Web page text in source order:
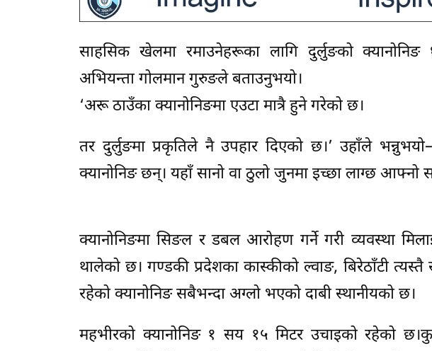
साहसिक खेलमा रमाउनेहरूका लागि दुर्लुङको क्यानोनिङ
अभियन्ता गोलमान गुरुङले बताउनुभयो।
‘अरू ठाउँका क्यानोनिङमा एउटा मात्रै हुने गरेको छ।
तर दुर्लुङमा प्रकृतिले नै उपहार दिएको छ।’ उहाँले
क्यानोनिङ छन्। यहाँ सानो वा ठुलो जुनमा इच्छा लाग्छ
क्यानोनिङमा सिङल र डबल आरोहण गर्ने गरी व्यवस्था
थालेको छ। गण्डकी प्रदेशका कास्कीको ल्वाङ, बिरेठाँटी
रहेको क्यानोनिङ सबैभन्दा अग्लो भएको दाबी स्थानीयको छ।
महभीरको क्यानोनिङ १ सय १५ मिटर उचाइको रहेको